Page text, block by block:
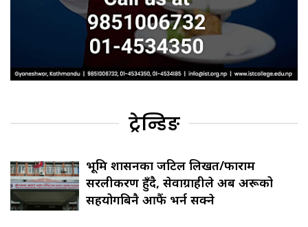
ट्रेन्डिङ
भूमि प्रशासनका जटिल लिखत/फाराम
सरलीकरण हुँदै, सेवाग्राहीले अब अरूको
सहयोगबिनै आफैं भर्न सक्ने